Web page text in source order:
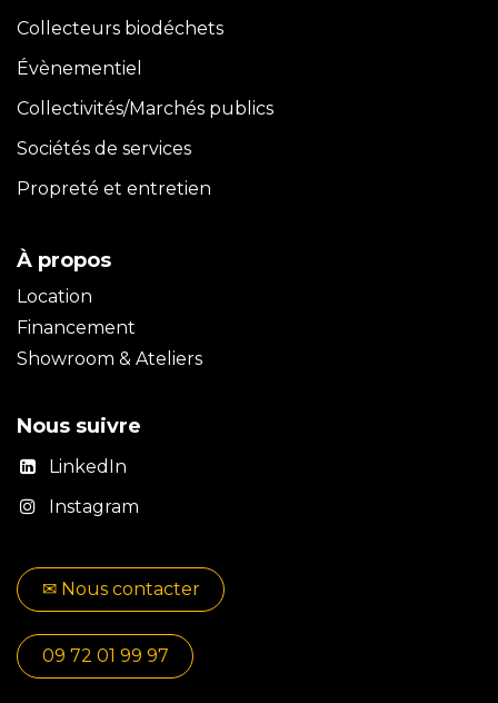
Collecteurs biodéchets
Évènementiel
Collectivités/Marchés publics
Sociétés de services
Propreté et entretien
À propos
Location
Financement
Showroom & Ateliers
Nous suivre
LinkedIn
Instagram
✉​​ No​​​​us contacter
09 72 01 99 97